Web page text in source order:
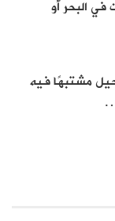
في البحر أو
مشتبهًا فيه